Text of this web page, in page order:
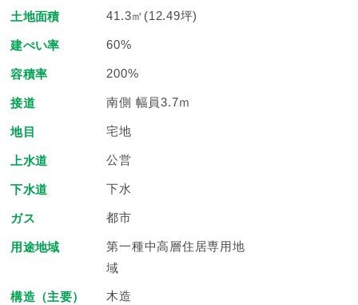
土地面積 41.3㎡(12.49坪)
建ぺい率 60%
容積率 200%
接道 南側 幅員3.7ｍ
地目 宅地
上水道 公営
下水道 下水
ガス 都市
用途地域
第一種中高層住居専用地
域
構造（主要） 木造